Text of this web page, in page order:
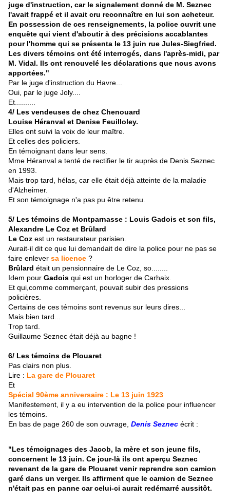
juge d'instruction, car le signalement donné de M. Seznec
l'avait frappé et il avait cru reconnaître en lui son acheteur.
En possession de ces renseignements, la police ouvrit une
enquête qui vient d'aboutir à des précisions accablantes
pour l'homme qui se présenta le 13 juin rue Jules-Siegfried.
Les divers témoins ont été interrogés, dans l'après-midi, par
M. Vidal. Ils ont renouvelé les déclarations que nous avons
apportées."
Par le juge d'instruction du Havre...
Oui, par le juge Joly....
Et..........
4/ Les vendeuses de chez Chenouard
Louise Héranval et Denise Feuilloley.
Elles ont suivi la voix de leur maître.
Et celles des policiers.
En témoignant dans leur sens.
Mme Héranval a tenté de rectifier le tir auprès de Denis Seznec
en 1993.
Mais trop tard, hélas, car elle était déjà atteinte de la maladie
d'Alzheimer.
Et son témoignage n'a pas pu être retenu.
5/ Les témoins de Montparnasse : Louis Gadois et son fils,
Alexandre Le Coz et Brûlard
Le Coz est un restaurateur parisien.
Aurait-il dit ce que lui demandait de dire la police pour ne pas se
faire enlever sa licence ?
Brûlard était un pensionnaire de Le Coz, so........
Idem pour Gadois qui est un horloger de Carhaix.
Et qui,comme commerçant, pouvait subir des pressions
policières.
Certains de ces témoins sont revenus sur leurs dires...
Mais bien tard...
Trop tard.
Guillaume Seznec était déjà au bagne !
6/ Les témoins de Plouaret
Pas clairs non plus.
Lire : La gare de Plouaret
Et
Spécial 90ème anniversaire : Le 13 juin 1923
Manifestement, il y a eu intervention de la police pour influencer
les témoins.
En bas de page 260 de son ouvrage, Denis Seznec écrit :
"Les témoignages des Jacob, la mère et son jeune fils,
concernent le 13 juin. Ce jour-là ils ont aperçu Seznec
revenant de la gare de Plouaret venir reprendre son camion
garé dans un verger. Ils affirment que le camion de Seznec
n'était pas en panne car celui-ci aurait redémarré aussitôt.